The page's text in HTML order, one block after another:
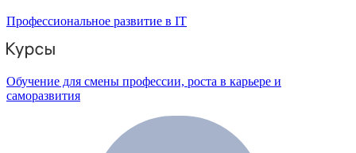
Профессиональное развитие в IT
Обучение для смены профессии, роста в карьере и
саморазвития